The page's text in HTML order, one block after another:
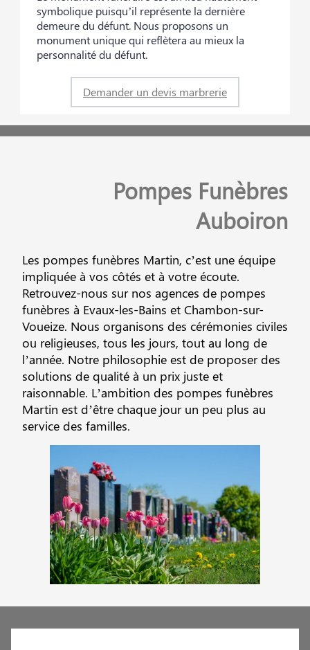
symbolique puisqu’il représente la dernière
demeure du défunt. Nous proposons un
monument unique qui reflètera au mieux la
personnalité du défunt.
Demander un devis marbrerie
Pompes Funèbres
Auboiron
Les pompes funèbres Martin, c’est une équipe
impliquée à vos côtés et à votre écoute.
Retrouvez-nous sur nos agences de pompes
funèbres à Evaux-les-Bains et Chambon-sur-
Voueize. Nous organisons des cérémonies civiles
ou religieuses, tous les jours, tout au long de
l’année. Notre philosophie est de proposer des
solutions de qualité à un prix juste et
raisonnable. L’ambition des pompes funèbres
Martin est d’être chaque jour un peu plus au
service des familles.